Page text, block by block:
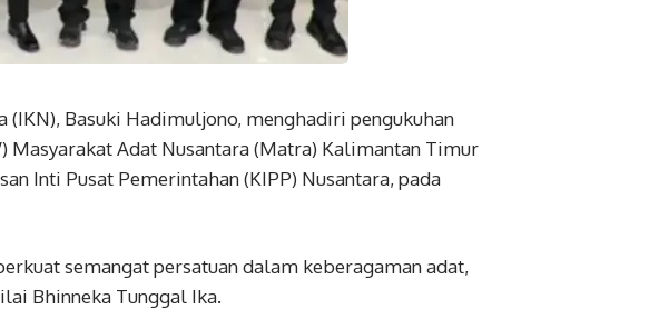
(IKN), Basuki Hadimuljono, menghadiri pengukuhan
Masyarakat Adat Nusantara (Matra) Kalimantan Timur
Inti Pusat Pemerintahan (KIPP) Nusantara, pada
semangat persatuan dalam keberagaman adat,
Bhinneka Tunggal Ika.